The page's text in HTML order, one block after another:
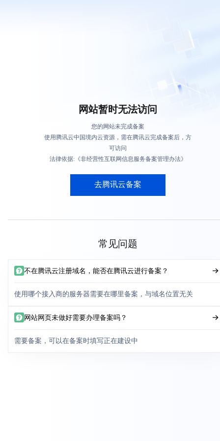
网站暂时无法访问
您的网站未完成备案
使用腾讯云中国境内云资源，需在腾讯云完成备案后，方
可访问
法律依据:《非经营性互联网信息服务备案管理办法》
去腾讯云备案
常见问题
不在腾讯云注册域名，能否在腾讯云进行备案？
使用哪个接入商的服务器需要在哪里备案，与域名位置无关
网站网页未做好需要办理备案吗？
需要备案，可以在备案时填写正在建设中